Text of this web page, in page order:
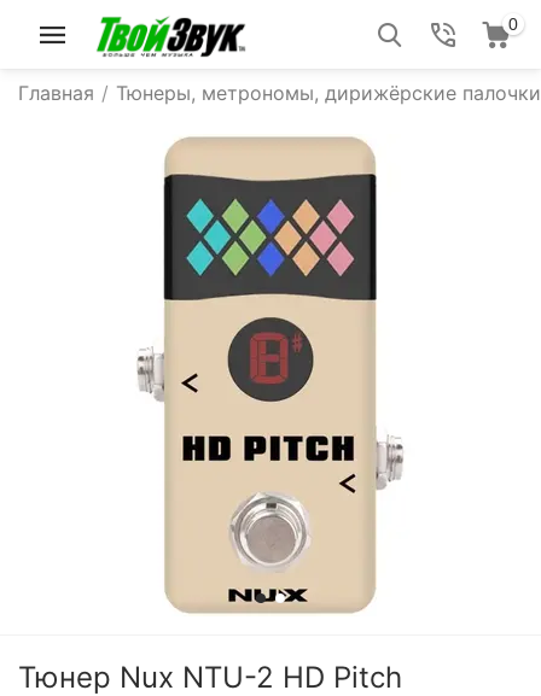
0
Главная / Тюнеры, метрономы, дирижёрские палочки
Тюнер Nux NTU-2 HD Pitch